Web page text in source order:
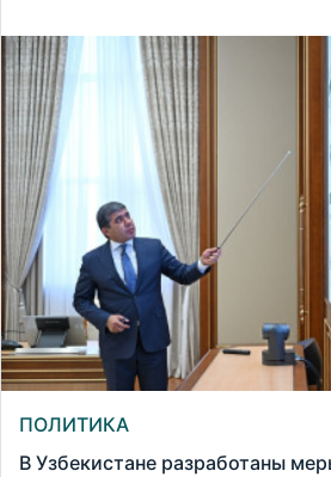
ПОЛИТИКА
В Узбекистане разработаны